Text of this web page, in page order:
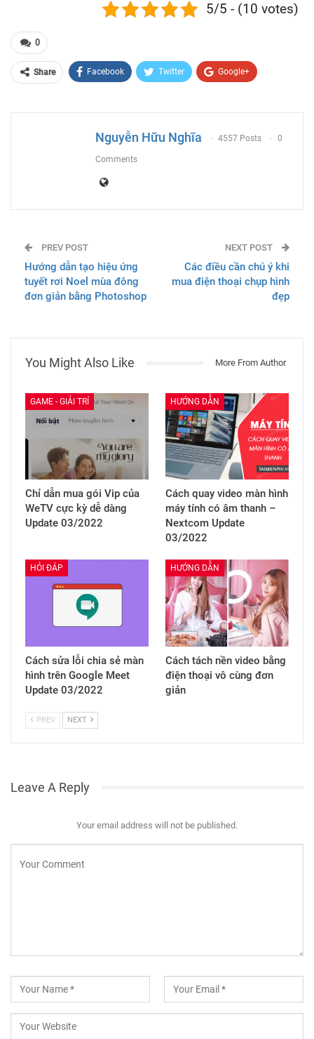
5/5 - (10 votes)
0
Share Facebook Twitter Google+
Nguyễn Hữu Nghĩa 4557 Posts 0
Comments
PREV POST
Hướng dẫn tạo hiệu ứng
tuyết rơi Noel mùa đông
đơn giản bằng Photoshop
NEXT POST
Các điều cần chú ý khi
mua điện thoại chụp hình
đẹp
You Might Also Like More From Author
GAME - GIẢI TRÍ
Chỉ dẫn mua gói Vip của
WeTV cực kỳ dễ dàng
Update 03/2022
HƯỚNG DẪN
Cách quay video màn hình
máy tính có âm thanh –
Nextcom Update
03/2022
HỎI ĐÁP
Cách sửa lỗi chia sẻ màn
hình trên Google Meet
Update 03/2022
HƯỚNG DẪN
Cách tách nền video bằng
điện thoại vô cùng đơn
giản
PREV NEXT
Leave A Reply
Your email address will not be published.